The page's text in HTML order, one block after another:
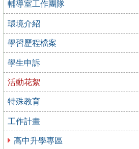
輔導室工作團隊
環境介紹
學習歷程檔案
學生申訴
活動花絮
特殊教育
工作計畫
高中升學專區